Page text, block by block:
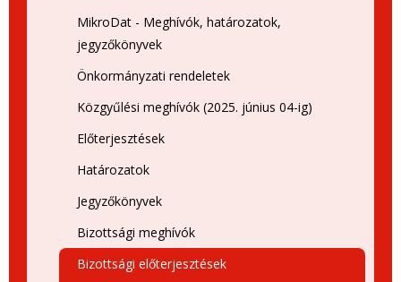
MikroDat - Meghívók, határozatok,
jegyzőkönyvek
Önkormányzati rendeletek
Közgyűlési meghívók (2025. június 04-ig)
Előterjesztések
Határozatok
Jegyzőkönyvek
Bizottsági meghívók
Bizottsági előterjesztések